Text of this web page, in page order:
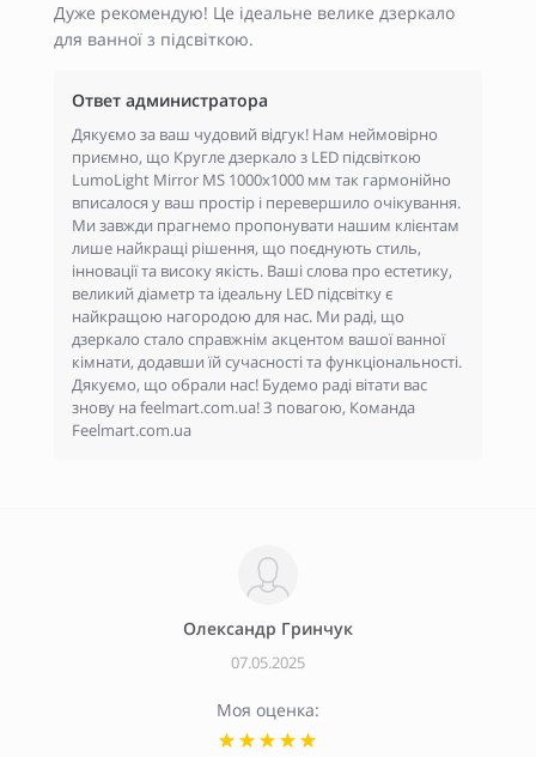
Дуже рекомендую! Це ідеальне велике дзеркало
для ванної з підсвіткою.
Ответ администратора
Дякуємо за ваш чудовий відгук! Нам неймовірно
приємно, що Кругле дзеркало з LED підсвіткою
LumoLight Mirror MS 1000x1000 мм так гармонійно
вписалося у ваш простір і перевершило очікування.
Ми завжди прагнемо пропонувати нашим клієнтам
лише найкращі рішення, що поєднують стиль,
інновації та високу якість. Ваші слова про естетику,
великий діаметр та ідеальну LED підсвітку є
найкращою нагородою для нас. Ми раді, що
дзеркало стало справжнім акцентом вашої ванної
кімнати, додавши їй сучасності та функціональності.
Дякуємо, що обрали нас! Будемо раді вітати вас
знову на feelmart.com.ua! З повагою, Команда
Feelmart.com.ua
Олександр Гринчук
07.05.2025
Моя оценка: